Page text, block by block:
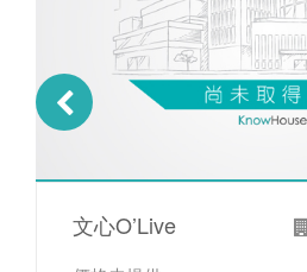
文心O’Live